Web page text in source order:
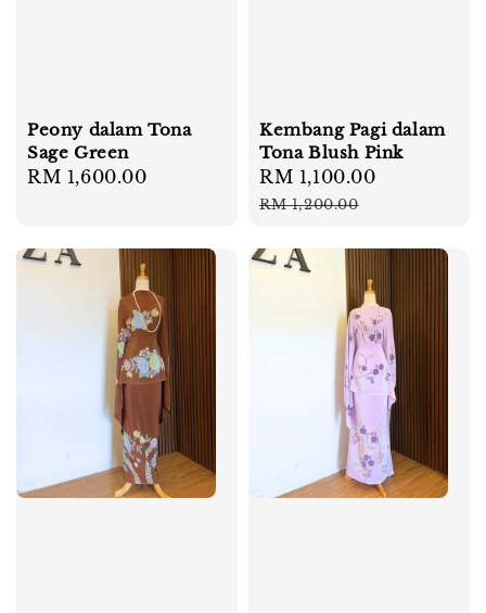
Peony dalam Tona
Sage Green
Regular
RM 1,600.00
Kembang Pagi dalam
Tona Blush Pink
Sale
price
RM 1,100.00
RM 1,200.00